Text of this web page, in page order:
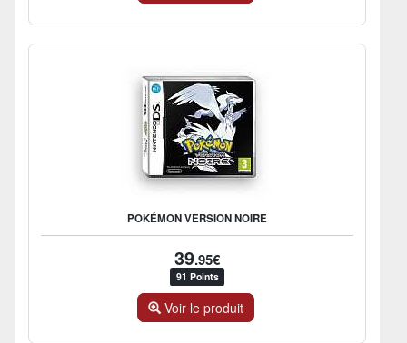
POKÉMON VERSION NOIRE
39.95€
91 Points
Voir le produit